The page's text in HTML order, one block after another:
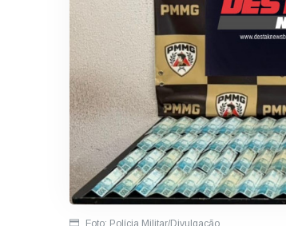
Foto: Polícia Militar/Divulgação